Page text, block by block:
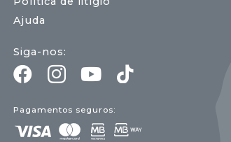
Ajuda
Siga-nos:
Pagamentos seguros: